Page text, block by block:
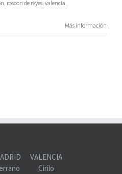
, roscon de reyes, valencia,
Más información
VALENCIA
Cirilo